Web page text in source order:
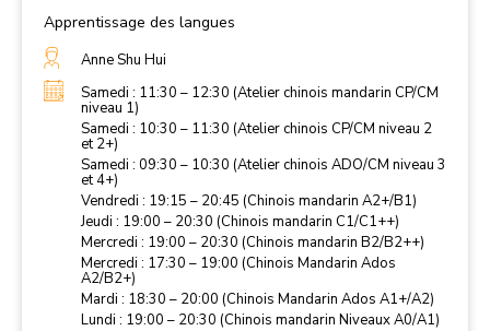
Apprentissage des langues
Anne Shu Hui
Samedi : 11:30 – 12:30 (Atelier chinois mandarin CP/CM
niveau 1)
Samedi : 10:30 – 11:30 (Atelier chinois CP/CM niveau 2
et 2+)
Samedi : 09:30 – 10:30 (Atelier chinois ADO/CM niveau 3
et 4+)
Vendredi : 19:15 – 20:45 (Chinois mandarin A2+/B1)
Jeudi : 19:00 – 20:30 (Chinois mandarin C1/C1++)
Mercredi : 19:00 – 20:30 (Chinois mandarin B2/B2++)
Mercredi : 17:30 – 19:00 (Chinois Mandarin Ados
A2/B2+)
Mardi : 18:30 – 20:00 (Chinois Mandarin Ados A1+/A2)
Lundi : 19:00 – 20:30 (Chinois mandarin Niveaux A0/A1)